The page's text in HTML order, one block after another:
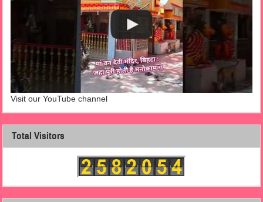
Visit our YouTube channel
Total Visitors